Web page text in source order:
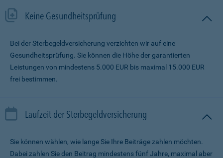
Keine Gesundheitsprüfung
Bei der Sterbegeldversicherung verzichten wir auf eine
Gesundheitsprüfung. Sie können die Höhe der garantierten
Leistungen von mindestens 5.000 EUR bis maximal 15.000 EUR
frei bestimmen.
Laufzeit der Sterbegeldversicherung
Sie können wählen, wie lange Sie Ihre Beiträge zahlen möchten.
Dabei zahlen Sie den Beitrag mindestens fünf Jahre, maximal aber